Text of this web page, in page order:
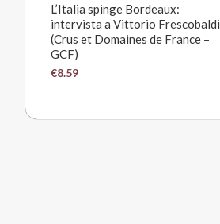
L’Italia spinge Bordeaux:
intervista a Vittorio Frescobaldi
(Crus et Domaines de France –
GCF)
€8.59